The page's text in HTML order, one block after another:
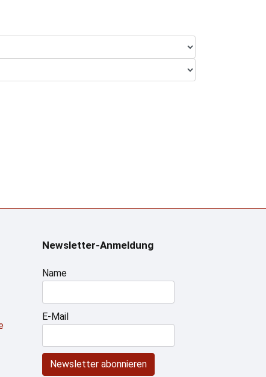
Newsletter-Anmeldung
Name
E-Mail
Newsletter abonnieren